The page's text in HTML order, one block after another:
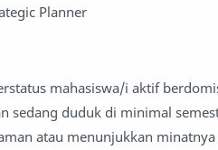
Planner
mahasiswa/i aktif
sedang duduk di minimal
atau menunjukkan